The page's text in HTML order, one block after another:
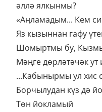
әллә ялкынмы?
«Аңламадым... Кем
Яз кызыннан гафу
Шомыртмы бу,
Мәңге дөрләтәчәк ут
...Кабынырмы ул хис
Борчылудан күз дә
Төн йокламый